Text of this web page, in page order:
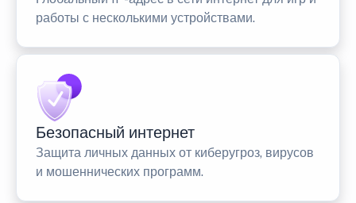
работы с несколькими устройствами.
Безопасный интернет
Защита личных данных от киберугроз, вирусов
и мошеннических программ.